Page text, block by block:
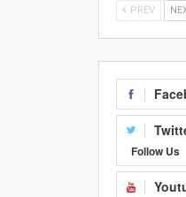
PREV
Follow Us